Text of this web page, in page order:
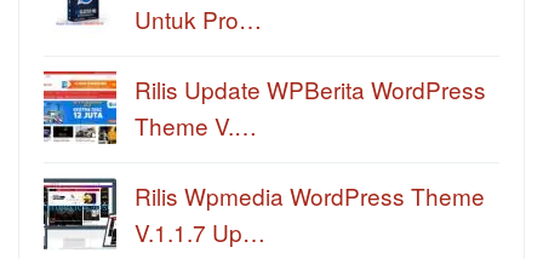
Untuk Pro…
Rilis Update WPBerita WordPress
Theme V.…
Rilis Wpmedia WordPress Theme
V.1.1.7 Up…